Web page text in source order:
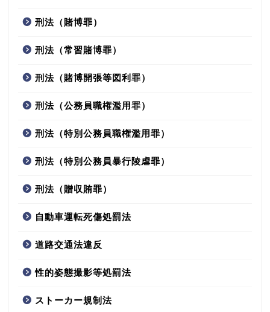
刑法（賭博罪）
刑法（常習賭博罪）
刑法（賭博開張等図利罪）
刑法（公務員職権濫用罪）
刑法（特別公務員職権濫用罪）
刑法（特別公務員暴行陵虐罪）
刑法（贈収賄罪）
自動車運転死傷処罰法
道路交通法違反
性的姿態撮影等処罰法
ストーカー規制法